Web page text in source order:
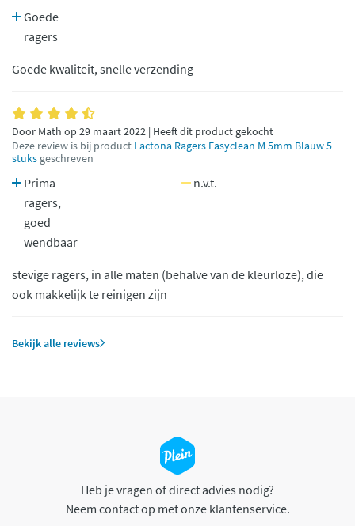
Goede
ragers
Goede kwaliteit, snelle verzending
Door Math op 29 maart 2022 | Heeft dit product gekocht
Deze review is bij product Lactona Ragers Easyclean M 5mm Blauw 5
stuks geschreven
Prima
ragers,
goed
wendbaar
n.v.t.
stevige ragers, in alle maten (behalve van de kleurloze), die
ook makkelijk te reinigen zijn
Bekijk alle reviews
Heb je vragen of direct advies nodig?
Neem contact op met onze klantenservice.